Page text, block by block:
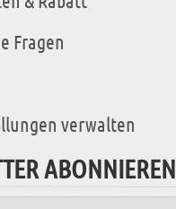
Fragen
verwalten
ABONNIEREN